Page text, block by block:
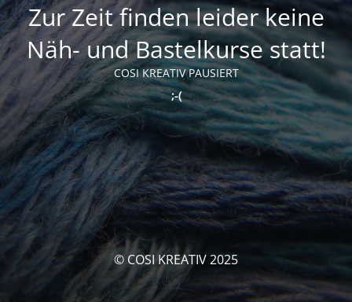
Zur Zeit finden leider keine
Näh- und Bastelkurse statt!
COSI KREATIV PAUSIERT
;-(
© COSI KREATIV 2025